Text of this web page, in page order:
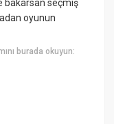
bakarsan seçmiş
oyunun
burada okuyun: